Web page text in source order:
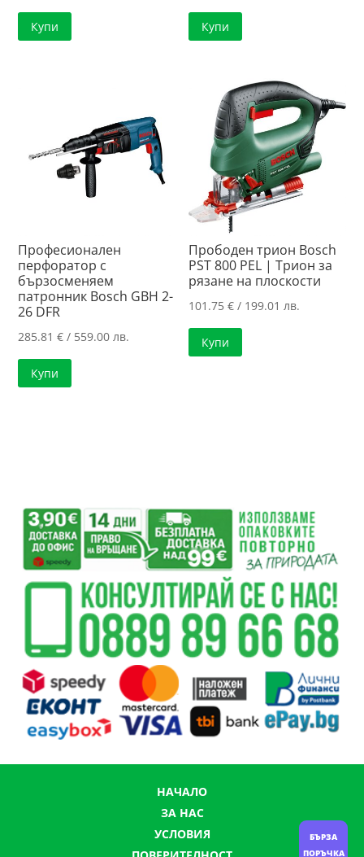
Купи Купи
Професионален
перфоратор с
бързосменяем
патронник Bosch GBH 2-
26 DFR
285.81€ / 559.00 лв.
Купи
Прободен трион Bosch
PST 800 PEL | Трион за
рязане на плоскости
101.75€ / 199.01 лв.
Купи
НАЧАЛО
ЗА НАС
УСЛОВИЯ
БЪРЗА
ПОРЪЧКА